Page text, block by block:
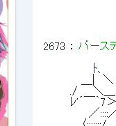
2673 ： バース
ﾄ、　　　
＿|　＼　　
./　　＼＿＞
ﾚ'´￣｀7＞''ア
／::::／ .／　